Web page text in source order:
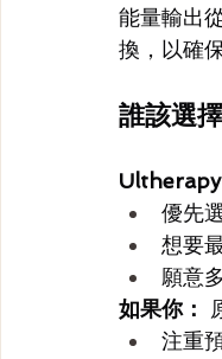
能量輸出
換，以確
誰該選
Ultherapy
優先
想要
願意
如果你：
注重